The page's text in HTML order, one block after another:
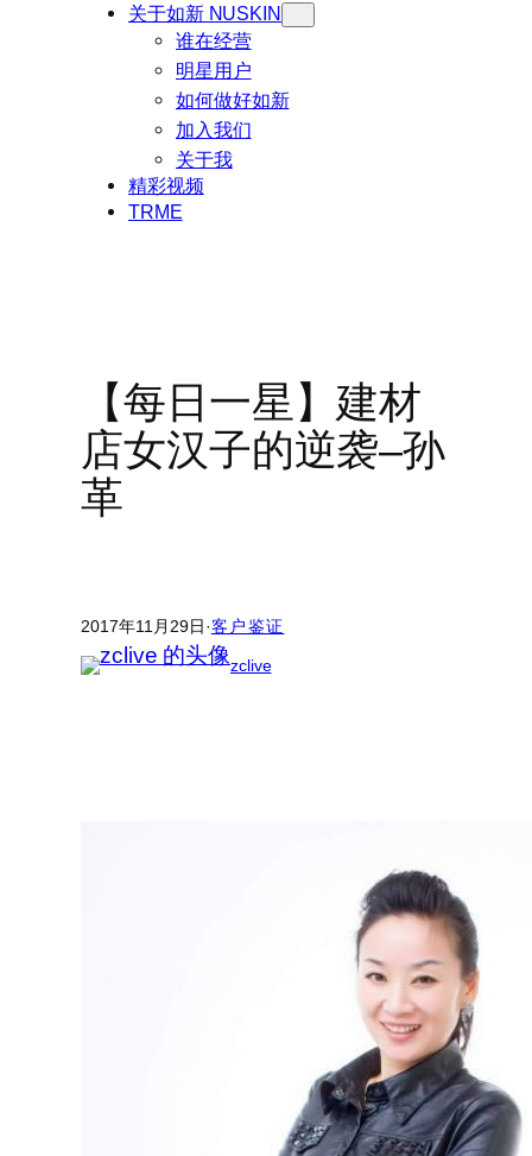
关于如新 NUSKIN
谁在经营
明星用户
如何做好如新
加入我们
关于我
精彩视频
TRME
【每日一星】建材
店女汉子的逆袭–孙
革
2017年11月29日·客户鉴证
zclive